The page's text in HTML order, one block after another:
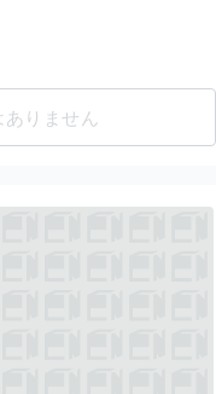
りません